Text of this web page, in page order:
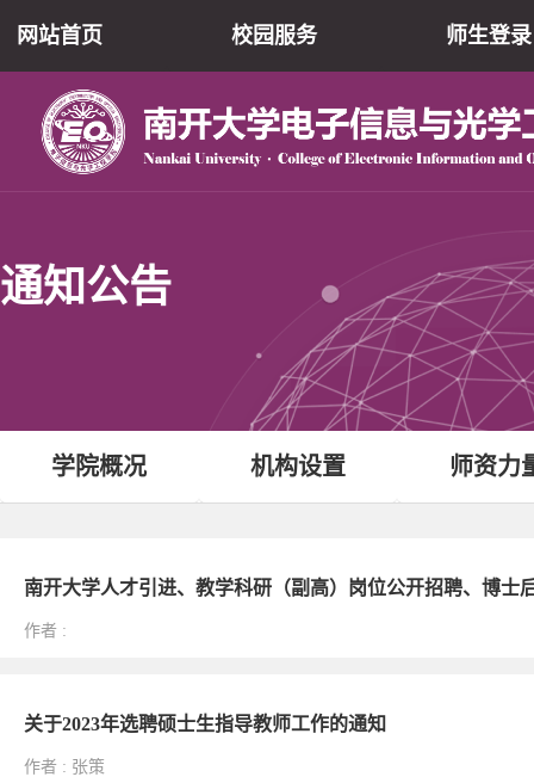
网站首页 校园服务 师生登录
通知公告
学院概况 机构设置 师资力
南开大学人才引进、教学科研（副高）岗位公开招聘、博士
作者 :
关于2023年选聘硕士生指导教师工作的通知
作者 : 张策